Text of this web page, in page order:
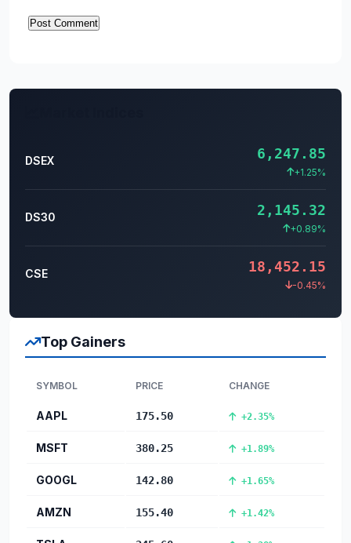
DSEX 6,247.85
+1.25%
DS30 2,145.32
+0.89%
CSE 18,452.15
-0.45%
Top Gainers
SYMBOL PRICE CHANGE
AAPL 175.50 +2.35%
MSFT 380.25 +1.89%
GOOGL 142.80 +1.65%
AMZN 155.40 +1.42%